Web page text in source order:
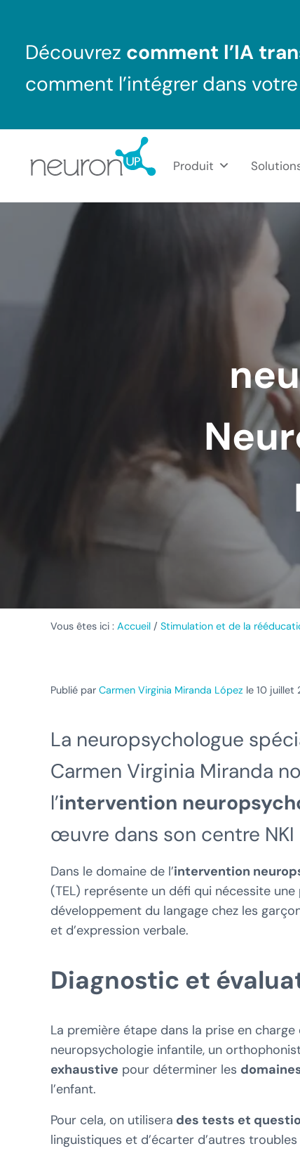
Découvrez comment l’IA
comment l’intégrer dans
Produit
Vous êtes ici : Accueil / Stimulation et de la
Publié par Carmen Virginia Miranda López le 10 juillet
La neuropsychologue
Carmen Virginia Miranda
l’intervention
œuvre dans son centre NKI
Dans le domaine de l’intervention
(TEL) représente un défi qui nécessite
développement du langage chez les
et d’expression verbale.
Diagnostic et
La première étape dans la prise en
neuropsychologie infantile, un
exhaustive pour déterminer les
l’enfant.
Pour cela, on utilisera des tests et
linguistiques et d’écarter d’autres